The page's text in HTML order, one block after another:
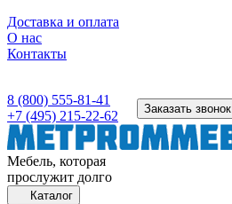
Доставка и оплата
О нас
Контакты
8 (800) 555-81-41
+7 (495) 215-22-62
Заказать звонок
Мебель, которая
прослужит долго
Каталог